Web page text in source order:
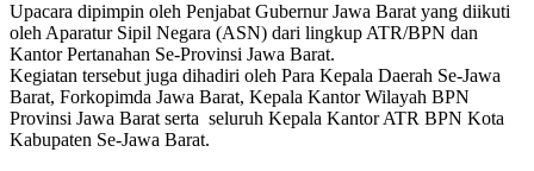
Upacara dipimpin oleh Penjabat Gubernur Jawa Barat yang diikuti
oleh Aparatur Sipil Negara (ASN) dari lingkup ATR/BPN dan
Kantor Pertanahan Se-Provinsi Jawa Barat.
Kegiatan tersebut juga dihadiri oleh Para Kepala Daerah Se-Jawa
Barat, Forkopimda Jawa Barat, Kepala Kantor Wilayah BPN
Provinsi Jawa Barat serta seluruh Kepala Kantor ATR BPN Kota
Kabupaten Se-Jawa Barat.